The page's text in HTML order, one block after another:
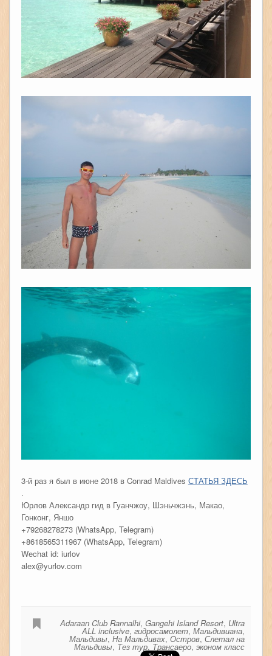
3-й раз я был в июне 2018 в Conrad Maldives СТАТЬЯ ЗДЕСЬ
.
Юрлов Александр гид в Гуанчжоу, Шэньчжэнь, Макао,
Гонконг, Яншо
+79268278273 (WhatsApp, Telegram)
+8618565311967 (WhatsApp, Telegram)
Wechat id: iurlov
alex@yurlov.com
Adaraan Club Rannalhi,Gangehi Island Resort, Ultra
ALL inclusive,гидросамолет,Мальдивиана,
Мальдивы,На Мальдивах,Остров,Слетал на
Мальдивы, Тез тур, Трансаеро,эконом класс